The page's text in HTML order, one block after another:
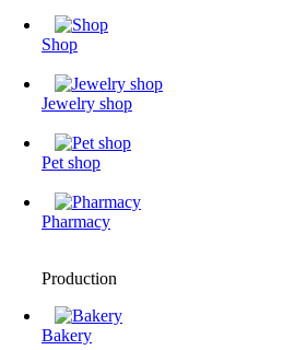
Shop
Jewelry shop
Pet shop
Pharmacy
Production
Bakery